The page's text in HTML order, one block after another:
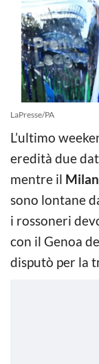
LaPresse/PA
L’ultimo
eredità due
mentre il Milan
sono lontane
i rossoneri
con il Genoa
disputò per la